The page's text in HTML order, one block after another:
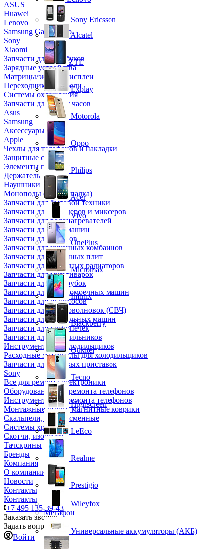
ASUS
Huawei
Lenovo
Samsung Galaxy Tab
Sony
Xiaomi
Запчасти для ноутбуков
Зарядные устройства
Матрицы/экраны/дисплеи
Переходники и кабели
Системы охлаждения
Запчасти для смарт часов
Asus
Samsung
Аксессуары
Apple
Чехлы для телефонов и накладки
Защитные стекла
Элементы питания
Держатель
Наушники
Моноподы (Селфи палка)
Запчасти для бытовой техники
Запчасти для блендеров и миксеров
Запчасти для водонагревателей
Запчасти для кофемашин
Запчасти для кулеров
Запчасти для кухонных комбаинов
Запчасти для кухонных плит
Запчасти для масляных радиаторов
Запчасти для мультиварок
Запчасти для мясорубок
Запчасти для посудомоечных машин
Запчасти для пылесосов
Запчасти для микроволновок (СВЧ)
Запчасти для стиральных машин
Запчасти для хлебопечек
Запчасти для холодильников
Инструмент для холодильщиков
Расходные материалы для холодильщиков
Запчасти для игровых приставок
Sony
Все для ремонта электроники
Оборудование для ремонта телефонов
Инструменты для ремонта телефонов
Монтажные столы, магнитные коврики
Скальпели, лезвия сменные
Системы хранения
Скотчи, изолента
Тачскрины
Бренды
Компания
О компании
Новости
Контакты
Контакты
+7 495 135-39-43
Заказать звонок
Задать вопрос
Войти
Sony Ericsson
Alcatel
ZTE
Explay
Motorola
Oppo
Philips
Acer
Vivo
OnePlus
Micromax
Infinix
Blackberry
Oukitel
Tecno
Highscreen
LeEco
Realme
Prestigio
Wileyfox
Мегафон
Универсальные аккумуляторы (АКБ)